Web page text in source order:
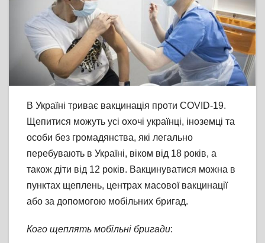
В Україні триває вакцинація проти COVID-19.
Щепитися можуть усі охочі українці, іноземці та
особи без громадянства, які легально
перебувають в Україні, віком від 18 років, а
також діти від 12 років. Вакцинуватися можна в
пунктах щеплень, центрах масової вакцинації
або за допомогою мобільних бригад.
Кого щеплять мобільні бригади: